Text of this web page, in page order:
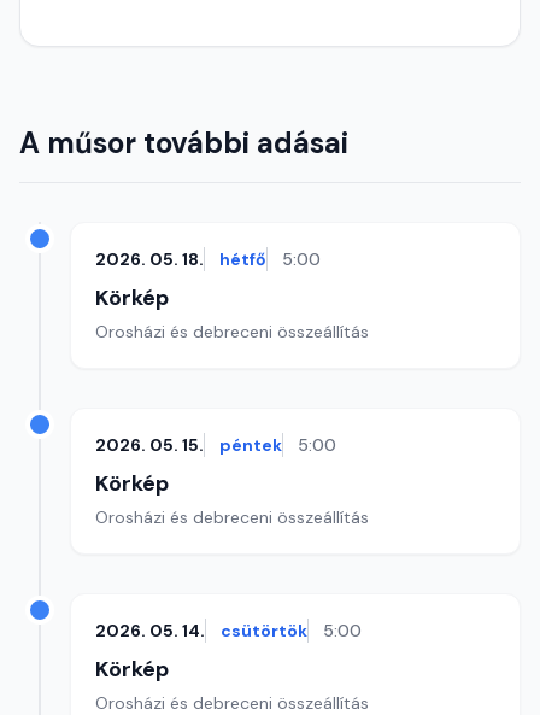
A műsor további adásai
2026. 05. 18. hétfő 5:00
Körkép
Orosházi és debreceni összeállítás
2026. 05. 15. péntek 5:00
Körkép
Orosházi és debreceni összeállítás
2026. 05. 14. csütörtök 5:00
Körkép
Orosházi és debreceni összeállítás